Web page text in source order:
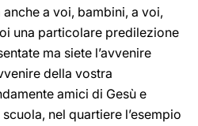
a voi, bambini, a voi,
una particolare predilezione
ma siete l’avvenire
della vostra
amici di Gesù e
nel quartiere l’esempio